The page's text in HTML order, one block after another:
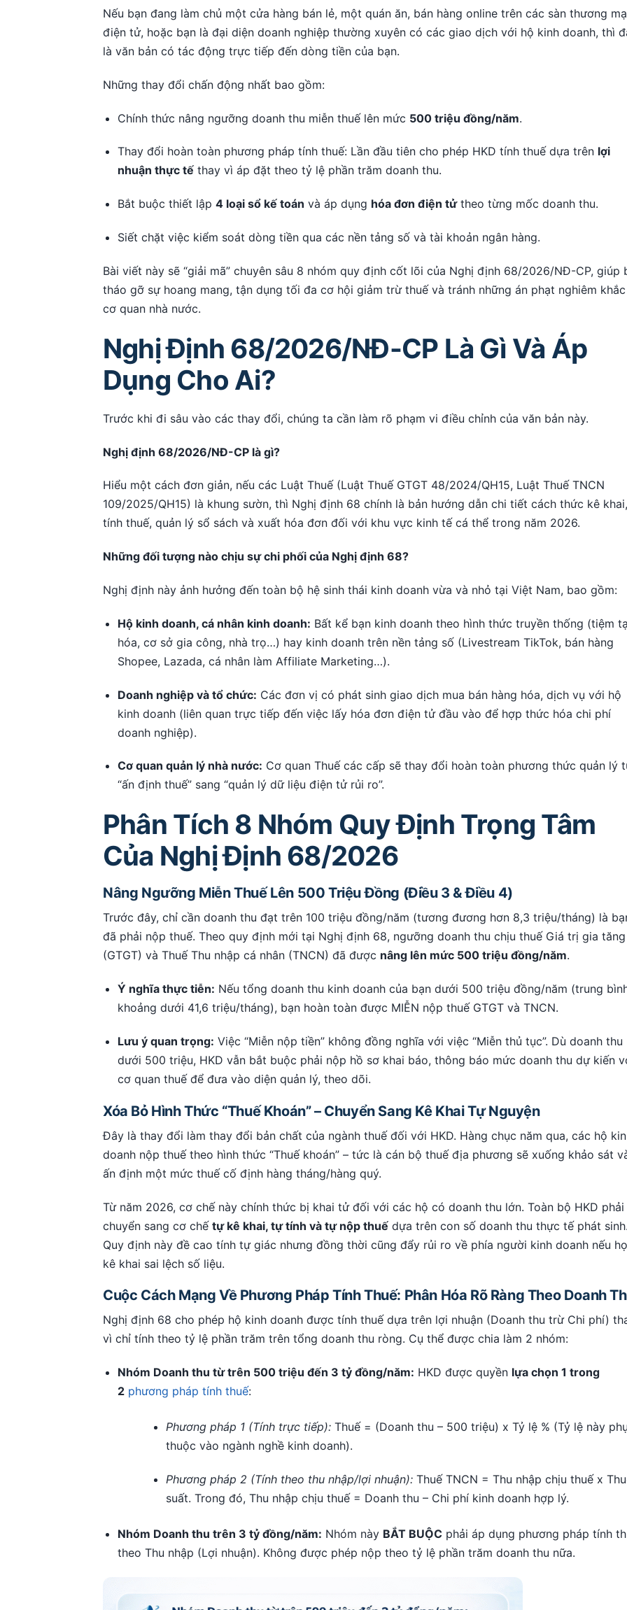
Nếu bạn đang làm chủ một cửa hàng bán lẻ, một quán ăn, bán hàng online trên các sàn thương
điện tử, hoặc bạn là đại diện doanh nghiệp thường xuyên có các giao dịch với hộ kinh doanh, thì
là văn bản có tác động trực tiếp đến dòng tiền của bạn.
Những thay đổi chấn động nhất bao gồm:
Chính thức nâng ngưỡng doanh thu miễn thuế lên mức 500 triệu đồng/năm.
Thay đổi hoàn toàn phương pháp tính thuế: Lần đầu tiên cho phép HKD tính thuế dựa trên lợi
nhuận thực tếthay vì áp đặt theo tỷ lệ phần trăm doanh thu.
Bắt buộc thiết lập 4 loại sổ kế toán và áp dụng hóa đơn điện tửtheo từng mốc doanh thu.
Siết chặt việc kiểm soát dòng tiền qua các nền tảng số và tài khoản ngân hàng.
Bài viết này sẽ “giải mã” chuyên sâu 8 nhóm quy định cốt lõi của Nghị định 68/2026/NĐ-CP, giúp
tháo gỡ sự hoang mang, tận dụng tối đa cơ hội giảm trừ thuế và tránh những án phạt nghiêm
cơ quan nhà nước.
Nghị Định 68/2026/NĐ-CP Là Gì Và Áp
Dụng Cho Ai?
Trước khi đi sâu vào các thay đổi, chúng ta cần làm rõ phạm vi điều chỉnh của văn bản này.
Nghị định 68/2026/NĐ-CP là gì?
Hiểu một cách đơn giản, nếu các Luật Thuế (Luật Thuế GTGT 48/2024/QH15, Luật Thuế TNCN
109/2025/QH15) là khung sườn, thì Nghị định 68 chính là bản hướng dẫn chi tiết cách thức kê khai,
tính thuế, quản lý sổ sách và xuất hóa đơn đối với khu vực kinh tế cá thể trong năm 2026.
Những đối tượng nào chịu sự chi phối của Nghị định 68?
Nghị định này ảnh hưởng đến toàn bộ hệ sinh thái kinh doanh vừa và nhỏ tại Việt Nam, bao gồm:
Hộ kinh doanh, cá nhân kinh doanh: Bất kể bạn kinh doanh theo hình thức truyền thống (tiệm
hóa, cơ sở gia công, nhà trọ…) hay kinh doanh trên nền tảng số (Livestream TikTok, bán hàng
Shopee, Lazada, cá nhân làm Affiliate Marketing…).
Doanh nghiệp và tổ chức: Các đơn vị có phát sinh giao dịch mua bán hàng hóa, dịch vụ với hộ
kinh doanh (liên quan trực tiếp đến việc lấy hóa đơn điện tử đầu vào để hợp thức hóa chi phí
doanh nghiệp).
Cơ quan quản lý nhà nước: Cơ quan Thuế các cấp sẽ thay đổi hoàn toàn phương thức quản lý
“ấn định thuế” sang “quản lý dữ liệu điện tử rủi ro”.
Phân Tích 8 Nhóm Quy Định Trọng Tâm
Của Nghị Định 68/2026
Nâng Ngưỡng Miễn Thuế Lên 500 Triệu Đồng (Điều 3 & Điều 4)
Trước đây, chỉ cần doanh thu đạt trên 100 triệu đồng/năm (tương đương hơn 8,3 triệu/tháng) là
đã phải nộp thuế. Theo quy định mới tại Nghị định 68, ngưỡng doanh thu chịu thuế Giá trị gia tăng
(GTGT) và Thuế Thu nhập cá nhân (TNCN) đã được nâng lên mức 500 triệu đồng/năm.
Ý nghĩa thực tiễn: Nếu tổng doanh thu kinh doanh của bạn dưới 500 triệu đồng/năm (trung
khoảng dưới 41,6 triệu/tháng), bạn hoàn toàn được MIỄN nộp thuế GTGT và TNCN.
Lưu ý quan trọng: Việc “Miễn nộp tiền” không đồng nghĩa với việc “Miễn thủ tục”. Dù doanh thu
dưới 500 triệu, HKD vẫn bắt buộc phải nộp hồ sơ khai báo, thông báo mức doanh thu dự kiến
cơ quan thuế để đưa vào diện quản lý, theo dõi.
Xóa Bỏ Hình Thức “Thuế Khoán” – Chuyển Sang Kê Khai Tự Nguyện
Đây là thay đổi làm thay đổi bản chất của ngành thuế đối với HKD. Hàng chục năm qua, các hộ
doanh nộp thuế theo hình thức “Thuế khoán” – tức là cán bộ thuế địa phương sẽ xuống khảo sát
ấn định một mức thuế cố định hàng tháng/hàng quý.
Từ năm 2026, cơ chế này chính thức bị khai tử đối với các hộ có doanh thu lớn. Toàn bộ HKD phải
chuyển sang cơ chế tự kê khai, tự tính và tự nộp thuế dựa trên con số doanh thu thực tế phát
Quy định này đề cao tính tự giác nhưng đồng thời cũng đẩy rủi ro về phía người kinh doanh nếu họ
kê khai sai lệch số liệu.
Cuộc Cách Mạng Về Phương Pháp Tính Thuế: Phân Hóa Rõ Ràng Theo Doanh
Nghị định 68 cho phép hộ kinh doanh được tính thuế dựa trên lợi nhuận (Doanh thu trừ Chi phí)
vì chỉ tính theo tỷ lệ phần trăm trên tổng doanh thu ròng. Cụ thể được chia làm 2 nhóm:
Nhóm Doanh thu từ trên 500 triệu đến 3 tỷ đồng/năm: HKD được quyền lựa chọn 1 trong
2 phương pháp tính thuế:
Phương pháp 1 (Tính trực tiếp):Thuế = (Doanh thu – 500 triệu) x Tỷ lệ % (Tỷ lệ này
thuộc vào ngành nghề kinh doanh).
Phương pháp 2 (Tính theo thu nhập/lợi nhuận):Thuế TNCN = Thu nhập chịu thuế x
suất. Trong đó, Thu nhập chịu thuế = Doanh thu – Chi phí kinh doanh hợp lý.
Nhóm Doanh thu trên 3 tỷ đồng/năm: Nhóm này BẮT BUỘCphải áp dụng phương pháp tính
theo Thu nhập (Lợi nhuận). Không được phép nộp theo tỷ lệ phần trăm doanh thu nữa.